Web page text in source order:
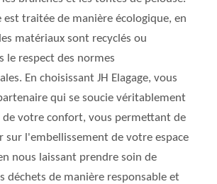
est traitée de manière écologique, en
matériaux sont recyclés ou
le respect des normes
En choisissant JH Elagage, vous
qui se soucie véritablement
de votre confort, vous permettant de
sur l'embellissement de votre espace
nous laissant prendre soin de
déchets de manière responsable et